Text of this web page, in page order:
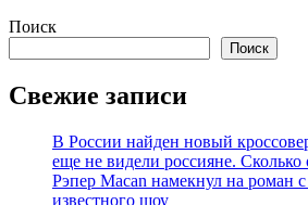
Поиск
Поиск
Свежие записи
В России найден новый
еще не видели россияне. Сколько
Рэпер Macan намекнул на роман
известного шоу